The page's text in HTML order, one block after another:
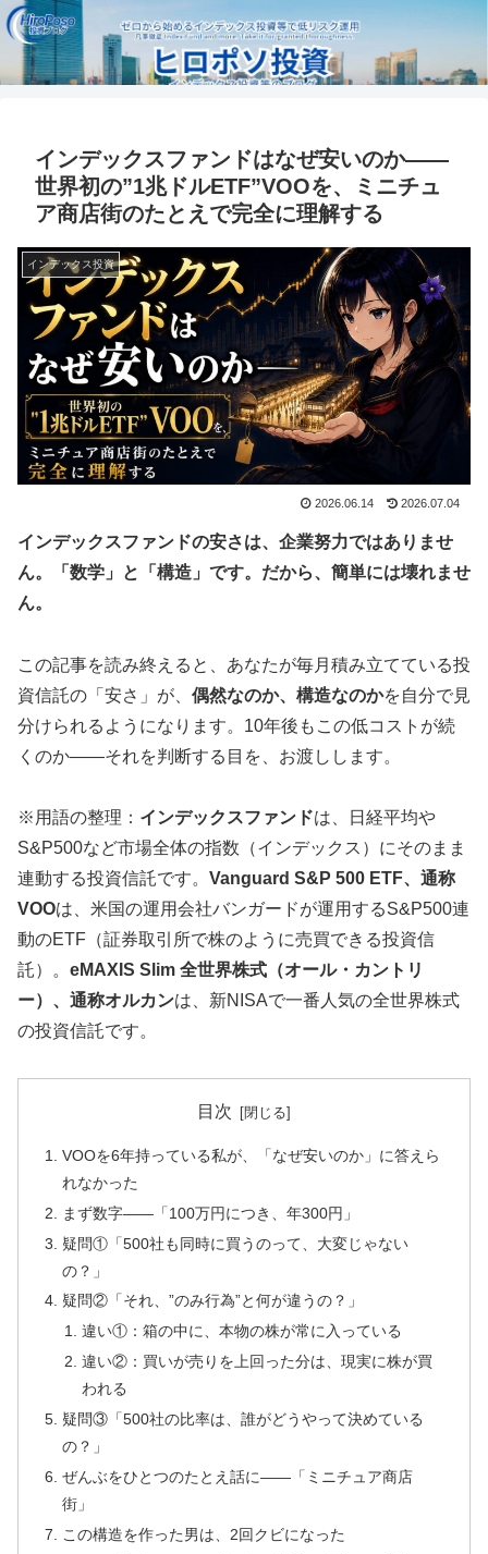
インデックスファンドはなぜ安いのか——
世界初の”1兆ドルETF”VOOを、ミニチュ
ア商店街のたとえで完全に理解する
インデックス投資
2026.06.14 2026.07.04
インデックスファンドの安さは、企業努力ではありませ
ん。「数学」と「構造」です。だから、簡単には壊れませ
ん。
この記事を読み終えると、あなたが毎月積み立てている投
資信託の「安さ」が、 偶然なのか、構造なのかを自分で見
分けられるようになります。10年後もこの低コストが続
くのか——それを判断する目を、お渡しします。
※用語の整理： インデックスファンドは、日経平均や
S&P500など市場全体の指数（インデックス）にそのまま
連動する投資信託です。 Vanguard S&P 500 ETF、通称
VOOは、米国の運用会社バンガードが運用するS&P500連
動のETF（証券取引所で株のように売買できる投資信
託）。 eMAXIS Slim 全世界株式（オール・カントリ
ー）、通称オルカンは、新NISAで一番人気の全世界株式
の投資信託です。
目次
VOOを6年持っている私が、「なぜ安いのか」に答えら
れなかった
まず数字——「100万円につき、年300円」
疑問①「500社も同時に買うのって、大変じゃない
の？」
疑問②「それ、”のみ行為”と何が違うの？」
違い①：箱の中に、本物の株が常に入っている
違い②：買いが売りを上回った分は、現実に株が買
われる
疑問③「500社の比率は、誰がどうやって決めている
の？」
ぜんぶをひとつのたとえ話に——「ミニチュア商店
街」
この構造を作った男は、2回クビになった